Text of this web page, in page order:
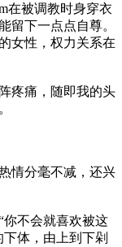
在被调教时身穿衣
留下一点点自尊。
女性，权力关系在
疼痛，随即我的头
情分毫不减，还兴
不会就喜欢被这
体，由上到下剁